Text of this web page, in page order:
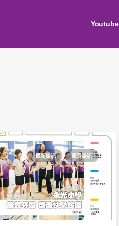
Youtube
最新資訊 家長資訊